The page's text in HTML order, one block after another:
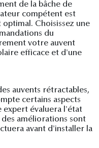
de la bâche de
compétent est
Choisissez une
du
votre auvent
efficace et d'une
auvents rétractables,
certains aspects
expert évaluera l'état
améliorations sont
avant d'installer la